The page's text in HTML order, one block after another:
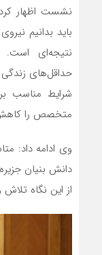
نشست اظهار
باید بدانیم
نتیجه‌ای
حداقل‌های
شرایط مناسب
متخصص را
وی ادامه داد:
دانش بنیان
از این نگاه